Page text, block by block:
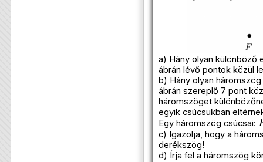
a) Hány olyan különböző
ábrán lévő pontok közül
b) Hány olyan
ábrán szereplő 7 pont
háromszöget
egyik csúcsukban
Egy háromszög csúcsai:
c) Igazolja, hogy a
derékszög!
d) Írja fel a háromszög